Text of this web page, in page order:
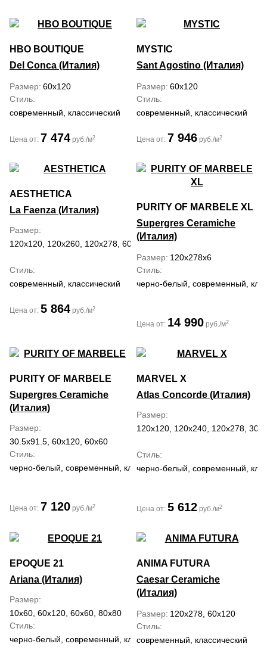
HBO BOUTIQUE
Del Conca (Италия)
Размер 60x120
Стиль
современный, классический
Цена от: 7 474 руб./м2
MYSTIC
Sant Agostino (Италия)
Размер 60x120
Стиль
современный, классический
Цена от: 7 946 руб./м2
AESTHETICA
La Faenza (Италия)
Размер
120x120, 120x260, 120x278, 60x120
Стиль
современный, классический
Цена от: 5 864 руб./м2
PURITY OF MARBELE XL
Supergres Ceramiche
(Италия)
Размер 120x278x6
Стиль
черно-белый, современный,
Цена от: 14 990 руб./м2
PURITY OF MARBELE
Supergres Ceramiche
(Италия)
Размер
30.5x91.5, 60x120, 60x60
Стиль
черно-белый, современный, классический
Цена от: 7 120 руб./м2
MARVEL X
Atlas Concorde (Италия)
Размер
120x120, 120x240, 120x278,
Стиль
черно-белый, современный,
Цена от: 5 612 руб./м2
EPOQUE 21
Ariana (Италия)
Размер
10x60, 60x120, 60x60, 80x80
Стиль
черно-белый, современный, классический,
ANIMA FUTURA
Caesar Ceramiche
(Италия)
Размер 120x278, 60x120
Стиль
современный, классический